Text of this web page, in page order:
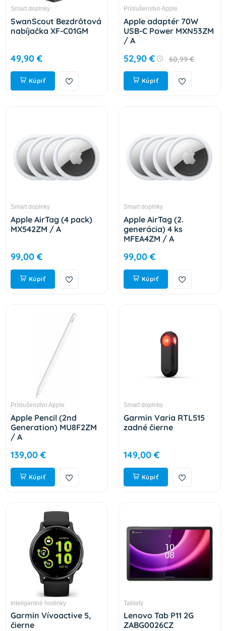
Smart doplnky
SwanScout Bezdrôtová
nabíjačka XF-C01GM
49,90 €
Kúpiť
Príslušenstvo Apple
Apple adaptér 70W
USB-C Power MXN53ZM
/ A
52,90 € 60,99 €
Kúpiť
Smart doplnky
Apple AirTag (4 pack)
MX542ZM / A
99,00 €
Kúpiť
Smart doplnky
Apple AirTag (2.
generácia) 4 ks
MFEA4ZM / A
99,00 €
Kúpiť
Príslušenstvo Apple
Apple Pencil (2nd
Generation) MU8F2ZM
/ A
139,00 €
Kúpiť
Smart doplnky
Garmin Varia RTL515
zadné čierne
149,00 €
Kúpiť
Inteligentné hodinky
Garmin Vívoactive 5,
čierne
Tablety
Lenovo Tab P11 2G
ZABG0026CZ